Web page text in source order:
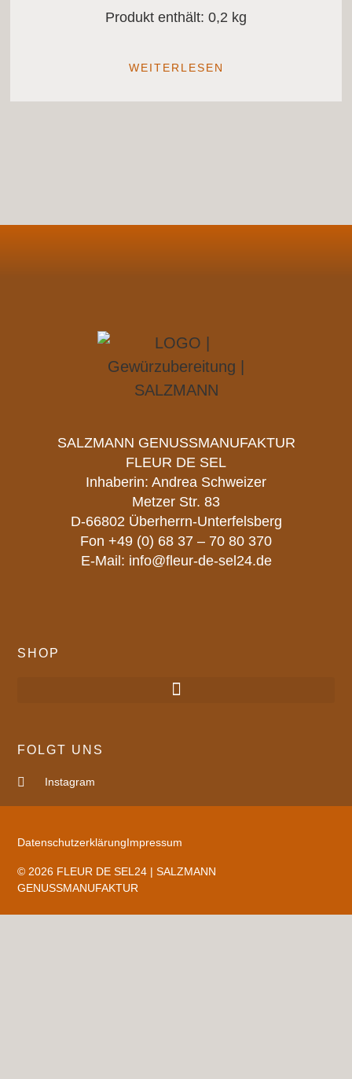
Produkt enthält: 0,2 kg
WEITERLESEN
SALZMANN GENUSSMANUFAKTUR
FLEUR DE SEL
Inhaberin: Andrea Schweizer
Metzer Str. 83
D-66802 Überherrn-Unterfelsberg
Fon +49 (0) 68 37 – 70 80 370
E-Mail: info@fleur-de-sel24.de
SHOP
FOLGT UNS
Instagram
© 2026 FLEUR DE SEL24 | SALZMANN
GENUSSMANUFAKTUR
DatenschutzerklärungImpressum